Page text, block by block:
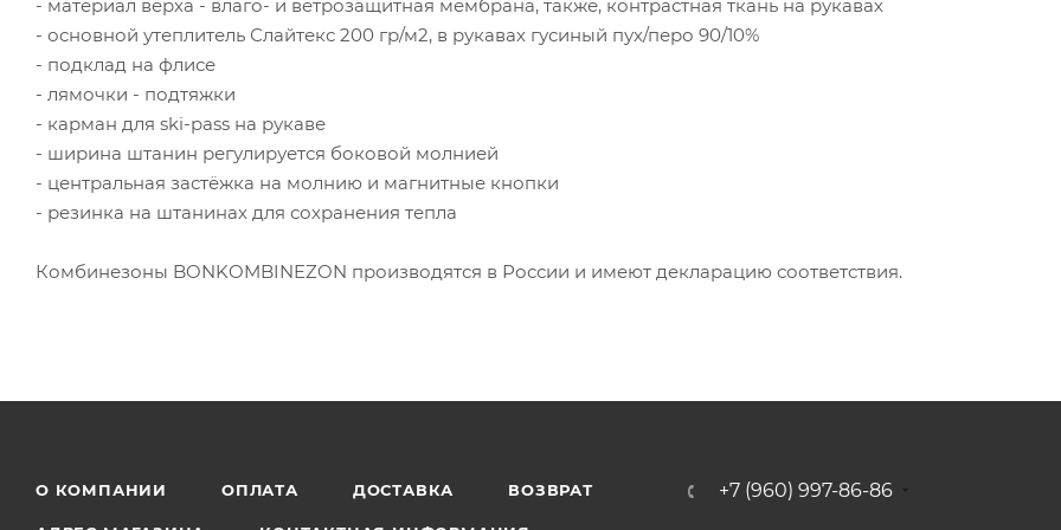
- материал верха - влаго- и ветрозащитная мембрана, также, контрастная ткань на рукавах
- основной утеплитель Слайтекс 200 гр/м2, в рукавах гусиный пух/перо 90/10%
- подклад на флисе
- лямочки - подтяжки
- карман для ski-pass на рукаве
- ширина штанин регулируется боковой молнией
- центральная застёжка на молнию и магнитные кнопки
- резинка на штанинах для сохранения тепла
Комбинезоны BONKOMBINEZON производятся в России и имеют декларацию соответствия.
О КОМПАНИИ ОПЛАТА ДОСТАВКА ВОЗВРАТ +7 (960) 997-86-86